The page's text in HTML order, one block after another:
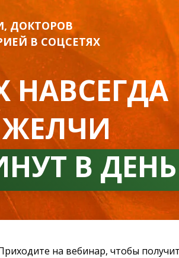
В ДЕНЬ
ДОКТОРОВ
В СОЦСЕТЯХ
на вебинар, чтобы